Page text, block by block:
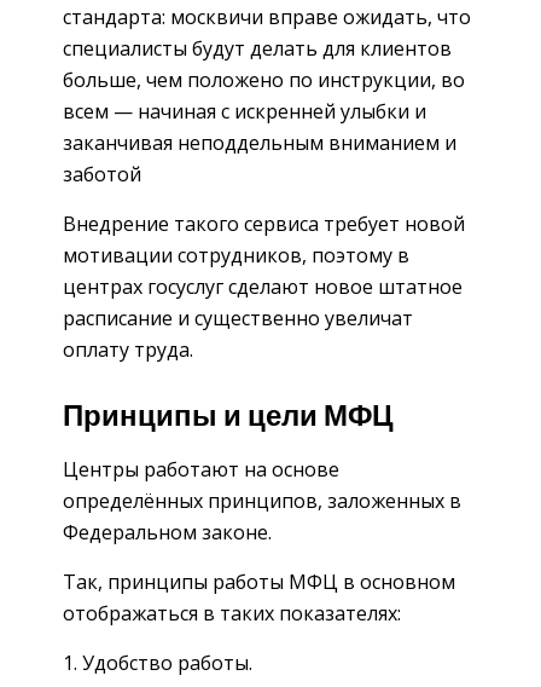
стандарта: москвичи вправе ожидать, что
специалисты будут делать для клиентов
больше, чем положено по инструкции, во
всем — начиная с искренней улыбки и
заканчивая неподдельным вниманием и
заботой
Внедрение такого сервиса требует новой
мотивации сотрудников, поэтому в
центрах госуслуг сделают новое штатное
расписание и существенно увеличат
оплату труда.
Принципы и цели МФЦ
Центры работают на основе
определённых принципов, заложенных в
Федеральном законе.
Так, принципы работы МФЦ в основном
отображаться в таких показателях:
1. Удобство работы.